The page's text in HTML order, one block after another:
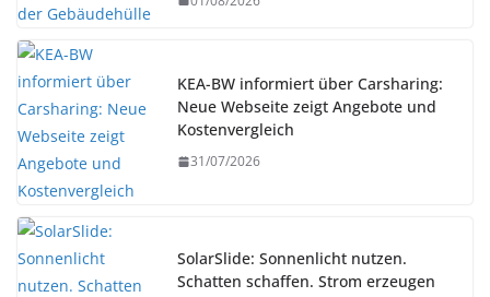
KEA-BW informiert über Carsharing:
Neue Webseite zeigt Angebote und
Kostenvergleich
31/07/2026
SolarSlide: Sonnenlicht nutzen.
Schatten schaffen. Strom erzeugen